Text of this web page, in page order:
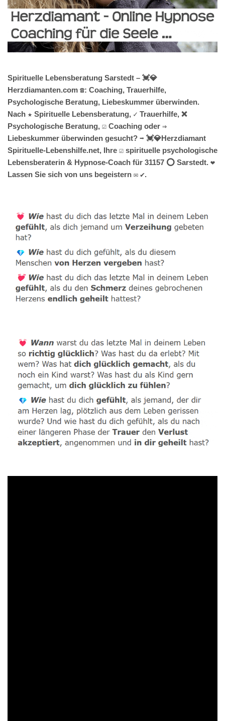
Spirituelle Lebensberatung Sarstedt – 💓️💎
Herzdiamanten.com ☎️: Coaching, Trauerhilfe,
Psychologische Beratung, Liebeskummer überwinden.
Nach ★ Spirituelle Lebensberatung, ✓ Trauerhilfe, ❌
Psychologische Beratung, ☑️ Coaching oder ⇒
Liebeskummer überwinden gesucht? ➡️ 💓️💎Herzdiamant
Spirituelle-Lebenshilfe.net, Ihre ☑️ spirituelle psychologische
Lebensberaterin & Hypnose-Coach für 31157 ⭕ Sarstedt. ❤
Lassen Sie sich von uns begeistern ✉ ✔.